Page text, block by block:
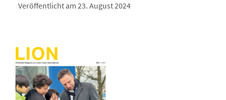
Veröffentlicht am 23. August 2024